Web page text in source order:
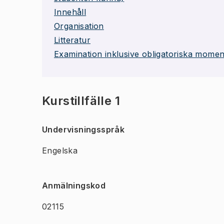
Innehåll
Organisation
Litteratur
Examination inklusive obligatoriska
Kurstillfälle 1
Undervisningsspråk
Engelska
Anmälningskod
02115